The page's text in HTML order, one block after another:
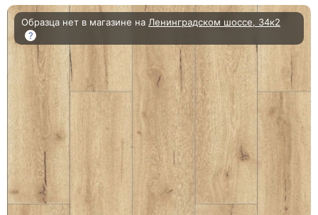
Образца нет в магазине на Ленинградском шоссе, 34к2
?